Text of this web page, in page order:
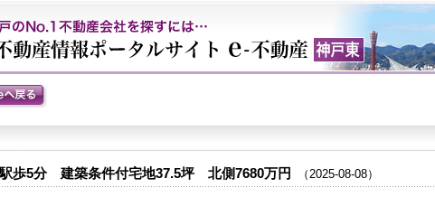
歩5分 建築条件付宅地37.5坪 北側7680万円 （2025-08-08）